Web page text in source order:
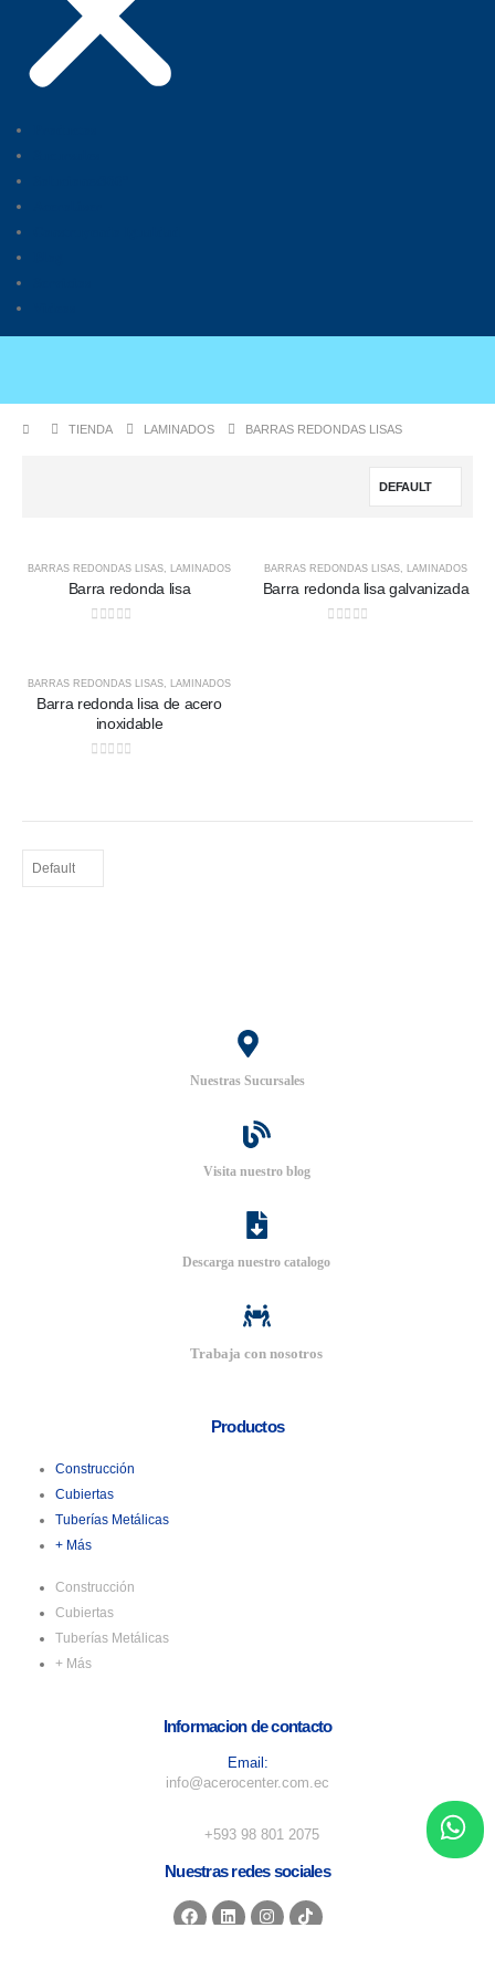
TIENDA LAMINADOS BARRAS REDONDAS LISAS
BARRAS REDONDAS LISAS, LAMINADOS
Barra redonda lisa
BARRAS REDONDAS LISAS, LAMINADOS
Barra redonda lisa galvanizada
BARRAS REDONDAS LISAS, LAMINADOS
Barra redonda lisa de acero
inoxidable
Nuestras Sucursales
Visita nuestro blog
Descarga nuestro catalogo
Trabaja con nosotros
Productos
Construcción
Cubiertas
Tuberías Metálicas
+ Más
Construcción
Cubiertas
Tuberías Metálicas
+ Más
Informacion de contacto
Email:
info@acerocenter.com.ec
+593 98 801 2075
Nuestras redes sociales